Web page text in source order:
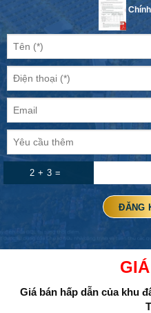
2 + 3 =
Giá bán hấp dẫn của khu